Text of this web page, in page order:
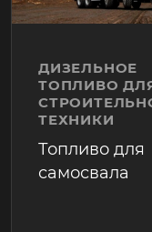
ДИЗЕЛЬНОЕ
ТОПЛИВО
ТЕХНИКИ
Топливо для
самосвала